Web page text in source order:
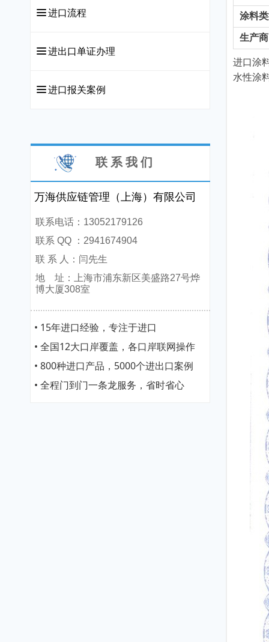
끀进口流程
끀进出口单证办理
끀进口报关案例
涂料
生产商
进口涂
水性涂
• 15年进口经验，专注于进口
• 全国12大口岸覆盖，各口岸联网操作
• 800种进口产品，5000个进出口案例
• 全程门到门一条龙服务，省时省心
联系电话：13052179126
联系 QQ ：2941674904
联 系 人：闫先生
地 址：上海市浦东新区美盛路27号烨
博大厦308室
万海供应链管理（上海）有限公司
联 系 我 们